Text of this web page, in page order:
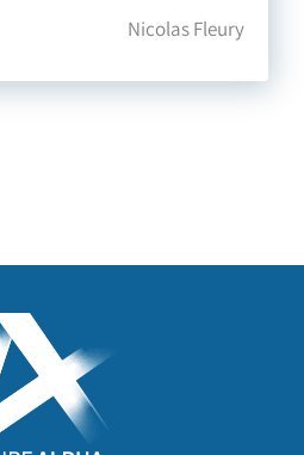
Nicolas Fleury